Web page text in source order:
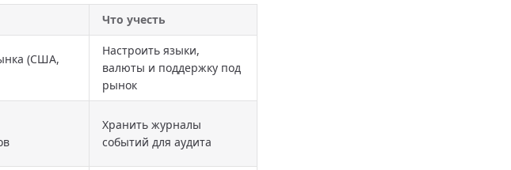
Что учесть
(США,
Настроить языки,
валюты и поддержку под
рынок
Хранить журналы
событий для аудита